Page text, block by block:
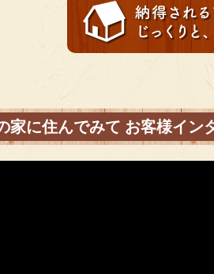
家に住んでみて お客様イン